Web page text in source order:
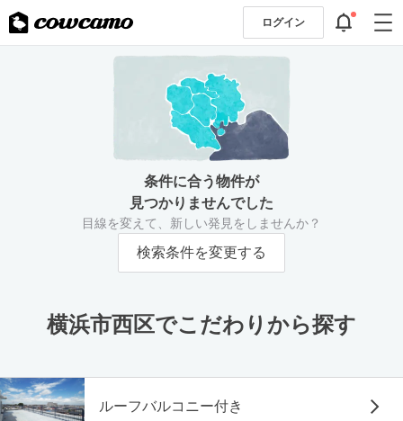
ログイン
条件に合う物件が
見つかりませんでした
目線を変えて、新しい発見をしませんか？
検索条件を変更する
横浜市西区でこだわりから探す
ルーフバルコニー付き